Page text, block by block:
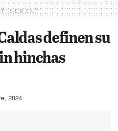
definen su
hinchas
2024